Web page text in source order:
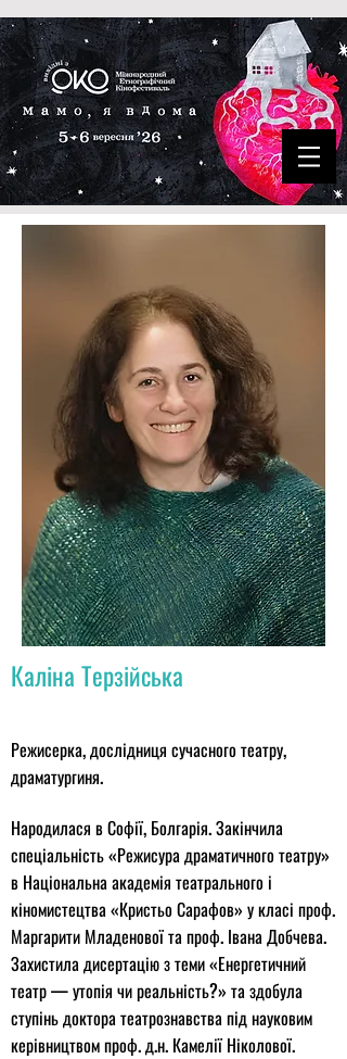
Каліна Терзійська
Режисерка, дослідниця сучасного театру,
драматургиня.
Народилася в Софії, Болгарія. Закінчила
спеціальність «Режисура драматичного театру»
в Національна академія театрального і
кіномистецтва «Кристьо Сарафов» у класі проф.
Маргарити Младенової та проф. Івана Добчева.
Захистила дисертацію з теми «Енергетичний
театр — утопія чи реальність?» та здобула
ступінь доктора театрознавства під науковим
керівництвом проф. д.н. Камелії Ніколової.